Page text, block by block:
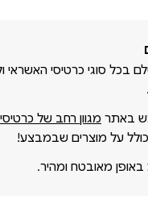
בכל סוגי כרטיסי האשראי
באתר מגוון רחב של
כולל על מוצרים שבמבצע!
מאובטח ומהיר.